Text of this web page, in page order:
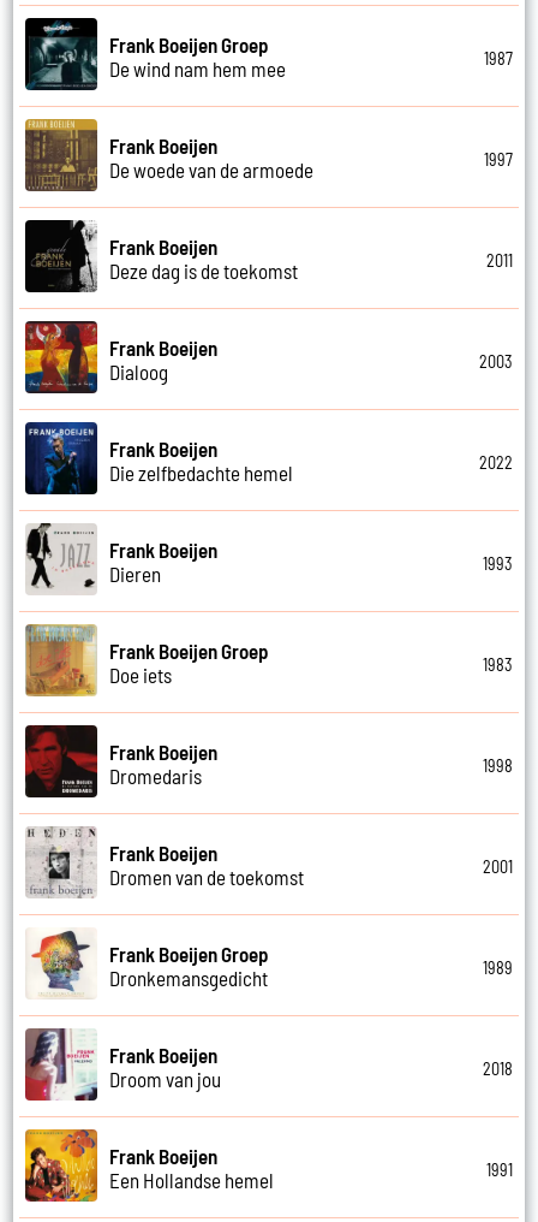
Frank Boeijen Groep
De wind nam hem mee
1987
Frank Boeijen
De woede van de armoede
1997
Frank Boeijen
Deze dag is de toekomst
2011
Frank Boeijen
Dialoog
2003
Frank Boeijen
Die zelfbedachte hemel
2022
Frank Boeijen
Dieren
1993
Frank Boeijen Groep
Doe iets
1983
Frank Boeijen
Dromedaris
1998
Frank Boeijen
Dromen van de toekomst
2001
Frank Boeijen Groep
Dronkemansgedicht
1989
Frank Boeijen
Droom van jou
2018
Frank Boeijen
Een Hollandse hemel
1991